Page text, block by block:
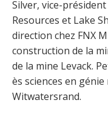
Silver, vice-
Resources et Lake
direction chez FNX
construction de la
de la mine Levack.
ès sciences en
Witwatersrand.